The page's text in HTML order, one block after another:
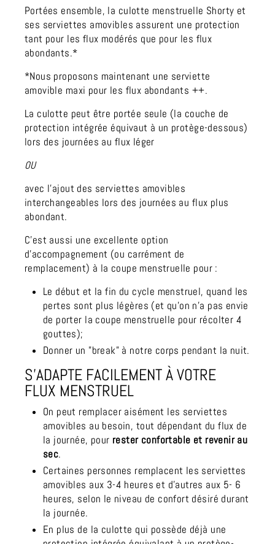
Portées ensemble, la culotte menstruelle Shorty et
ses serviettes amovibles assurent une protection
tant pour les flux modérés que pour les flux
abondants.*
*Nous proposons maintenant une serviette
amovible maxi pour les flux abondants ++.
La culotte peut être portée seule (la couche de
protection intégrée équivaut à un protège-dessous)
lors des journées au flux léger
OU
avec l'ajout des serviettes amovibles
interchangeables lors des journées au flux plus
abondant.
C'est aussi une excellente option
d'accompagnement (ou carrément de
remplacement) à la coupe menstruelle pour :
Le début et la fin du cycle menstruel, quand les
pertes sont plus légères (et qu'on n’a pas envie
de porter la coupe menstruelle pour récolter 4
gouttes);
Donner un "break" à notre corps pendant la nuit.
S’ADAPTE FACILEMENT À VOTRE
FLUX MENSTRUEL
On peut remplacer aisément les serviettes
amovibles au besoin, tout dépendant du flux de
la journée, pour rester confortable et revenir au
sec.
Certaines personnes remplacent les serviettes
amovibles aux 3-4 heures et d'autres aux 5- 6
heures, selon le niveau de confort désiré durant
la journée.
En plus de la culotte qui possède déjà une